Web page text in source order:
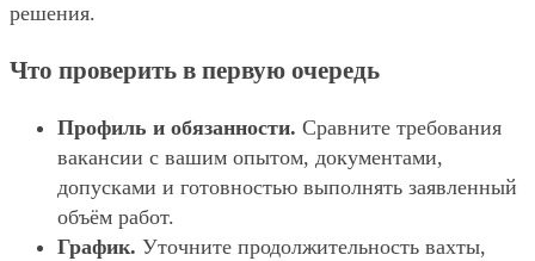
решения.
Что проверить в первую очередь
Профиль и обязанности. Сравните требования
вакансии с вашим опытом, документами,
допусками и готовностью выполнять заявленный
объём работ.
График. Уточните продолжительность вахты,